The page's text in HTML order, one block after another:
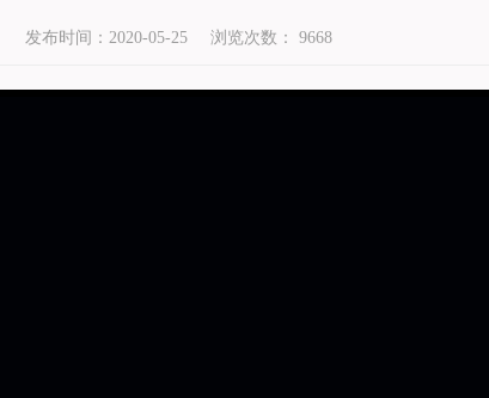
发布时间：2020-05-25 浏览次数： 9668